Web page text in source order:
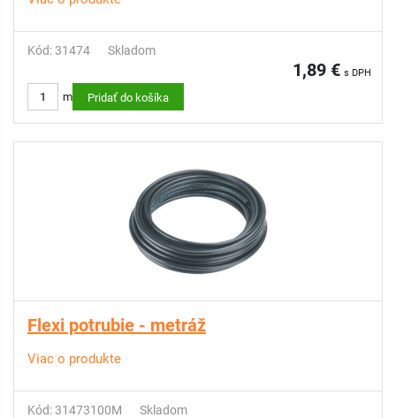
Kód: 31474 Skladom
1,89 € s DPH
m Pridať do košíka
Flexi potrubie - metráž
Viac o produkte
Kód: 31473100M Skladom